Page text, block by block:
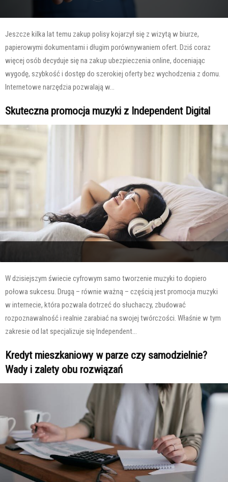
Jeszcze kilka lat temu zakup polisy kojarzył się z wizytą w biurze,
papierowymi dokumentami i długim porównywaniem ofert. Dziś coraz
więcej osób decyduje się na zakup ubezpieczenia online, doceniając
wygodę, szybkość i dostęp do szerokiej oferty bez wychodzenia z domu.
Internetowe narzędzia pozwalają w...
Skuteczna promocja muzyki z Independent Digital
W dzisiejszym świecie cyfrowym samo tworzenie muzyki to dopiero
połowa sukcesu. Drugą – równie ważną – częścią jest promocja muzyki
w internecie, która pozwala dotrzeć do słuchaczy, zbudować
rozpoznawalność i realnie zarabiać na swojej twórczości. Właśnie w tym
zakresie od lat specjalizuje się Independent...
Kredyt mieszkaniowy w parze czy samodzielnie?
Wady i zalety obu rozwiązań